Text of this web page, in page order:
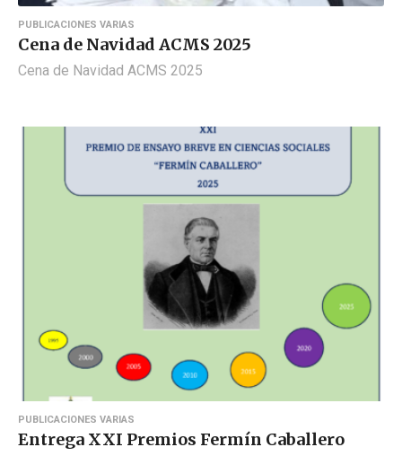
PUBLICACIONES VARIAS
Cena de Navidad ACMS 2025
Cena de Navidad ACMS 2025
PUBLICACIONES VARIAS
Entrega XXI Premios Fermín Caballero